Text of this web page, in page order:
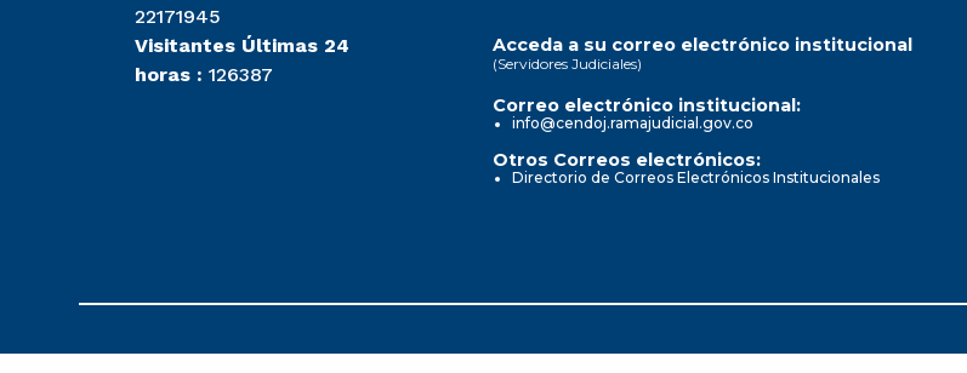
22171945
Visitantes Últimas 24
horas : 126387
Acceda a su correo electrónico institucional
(Servidores Judiciales)
Correo electrónico institucional:
info@cendoj.ramajudicial.gov.co
Otros Correos electrónicos:
Directorio de Correos Electrónicos Institucionales